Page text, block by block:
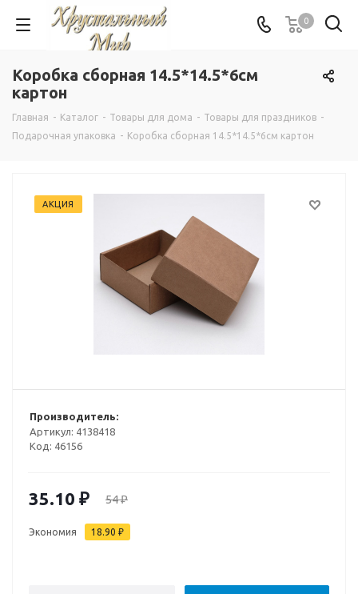
0
Коробка сборная 14.5*14.5*6см
картон
Главная - Каталог - Товары для дома - Товары для праздников -
Подарочная упаковка - Коробка сборная 14.5*14.5*6см картон
АКЦИЯ
Производитель:
Артикул: 4138418
Код: 46156
35.10 ₽ 54₽
Экономия 18.90 ₽